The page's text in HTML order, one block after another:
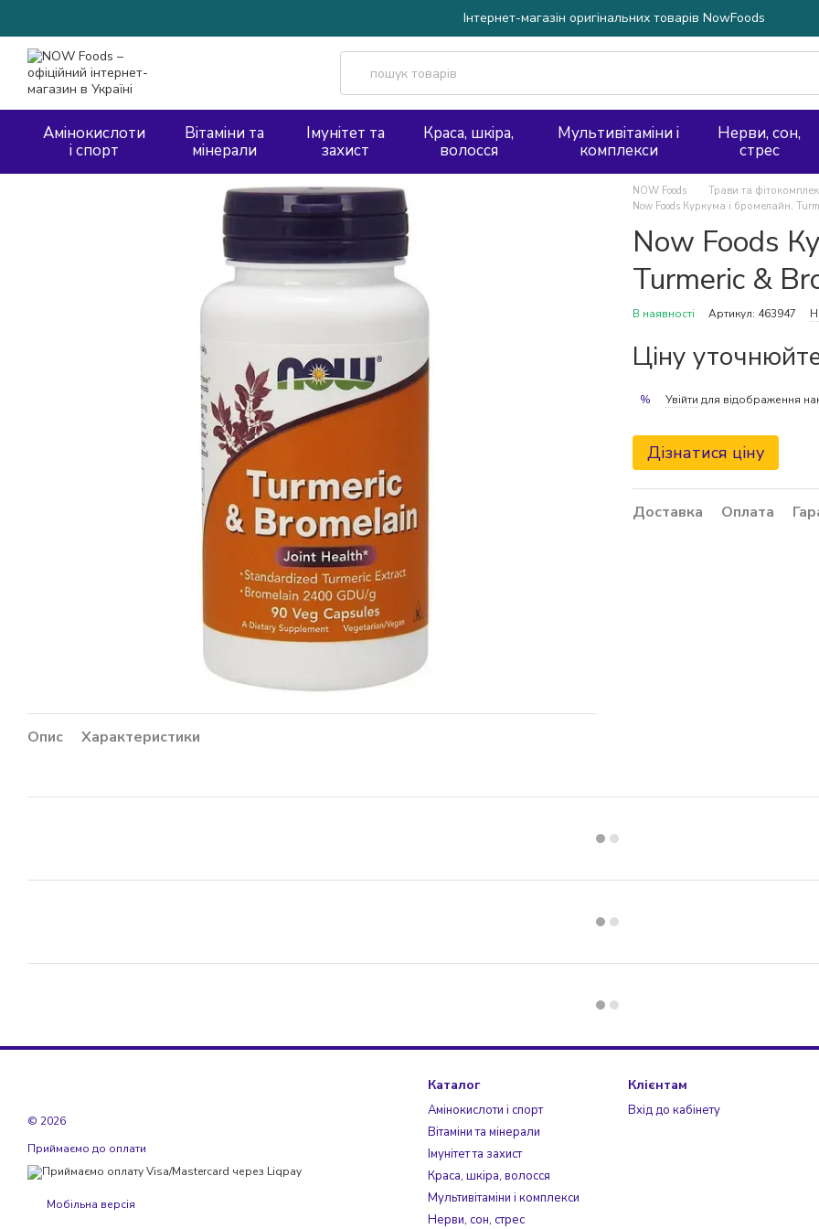
Інтернет-магазін оригінальних товарів NowFoods
Амінокислоти
і спорт
Вітаміни та
мінерали
Імунітет та
захист
Краса, шкіра,
волосся
Мультивітаміни і
комплекси
Нерви, сон,
стрес
Опис Характеристики
NOW Foods Трави та
Now Foods Куркума і бромелайн,
Now Foods
Turmeric &
В наявності Артикул: 463947
Ціну
% Увійти для відображення
Дізнатися ціну
Доставка Оплата
© 2026
Приймаємо до оплати
Мобільна версія
Каталог
Амінокислоти і спорт
Вітаміни та мінерали
Імунітет та захист
Краса, шкіра, волосся
Мультивітаміни і комплекси
Нерви, сон, стрес
Клієнтам
Вхід до кабінету